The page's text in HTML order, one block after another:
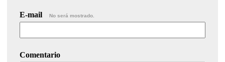
E-mail No será mostrado.
Comentario